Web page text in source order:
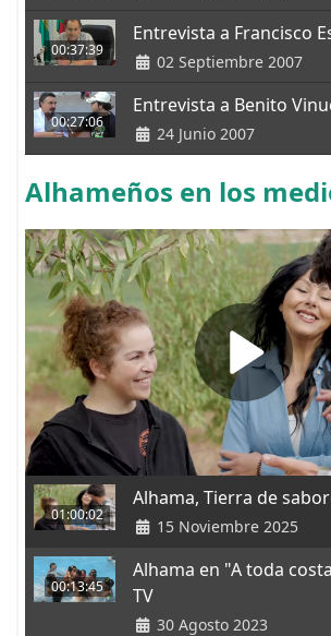
00:37:39
Entrevista a Francisco
02 Septiembre 2007
00:27:06
Entrevista a Benito
24 Junio 2007
Alhameños en los
01:00:02
Alhama, Tierra de
15 Noviembre 2025
00:13:45
Alhama en "A toda
TV
30 Agosto 2023